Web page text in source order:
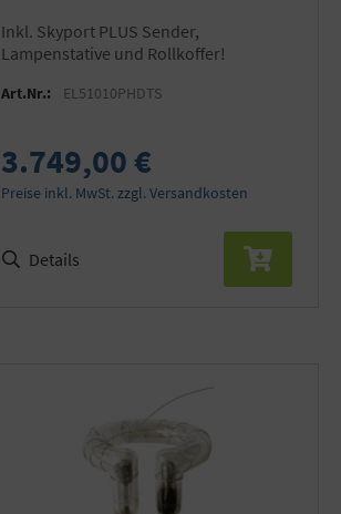
inkl. Skyport PLUS Sender,
Lampenstative und Rollkoffer!
Art.Nr.: EL51010PHDTS
3.749,00 €
Preise inkl. MwSt. zzgl. Versandkosten
Details